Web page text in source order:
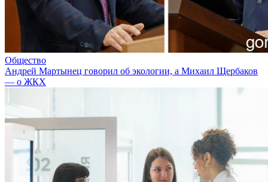
Общество
Андрей Мартынец говорил об экологии, а Михаил Щербаков
— о ЖКХ